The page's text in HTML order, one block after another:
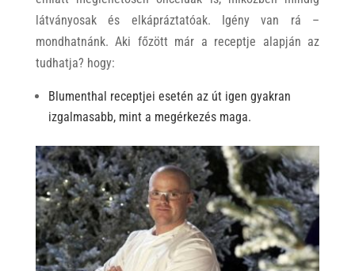
látványosak és elkápráztatóak. Igény van rá –
mondhatnánk. Aki főzött már a receptje alapján az
tudhatja? hogy:
Blumenthal receptjei esetén az út igen gyakran
izgalmasabb, mint a megérkezés maga.